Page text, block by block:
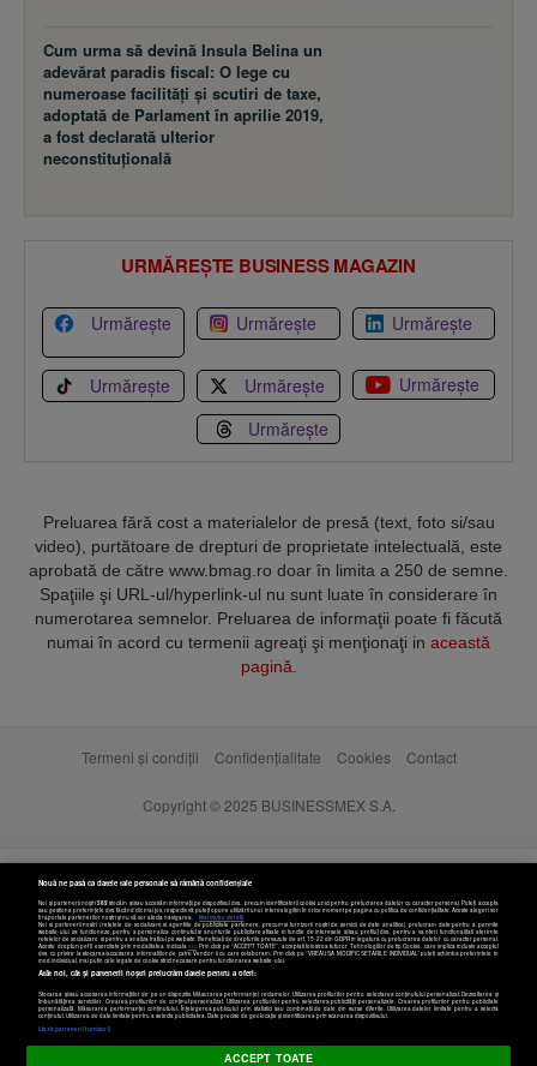
Cum urma să devină Insula Belina un
adevărat paradis fiscal: O lege cu
numeroase facilităţi şi scutiri de taxe,
adoptată de Parlament în aprilie 2019,
a fost declarată ulterior
neconstituţională
URMĂREȘTE BUSINESS MAGAZIN
Urmărește Urmărește Urmărește
Urmărește Urmărește
Urmărește
Urmărește
Preluarea fără cost a materialelor de presă (text, foto si/sau
video), purtătoare de drepturi de proprietate intelectuală, este
aprobată de către www.bmag.ro doar în limita a 250 de semne.
Spaţiile şi URL-ul/hyperlink-ul nu sunt luate în considerare în
numerotarea semnelor. Preluarea de informaţii poate fi făcută
numai în acord cu termenii agreaţi şi menţionaţi in această
pagină.
Termeni și condiții Confidențialitate Cookies Contact
Copyright © 2025 BUSINESSMEX S.A.
Setări cookies
Nouă ne pasă ca datele tale personale să rămână confidențiale
Noi și partenerii noștri589stocăm și/sau accesăm informații pe dispozitivul dvs., precum identificatorii cookie unici pentru prelucrarea datelor cu caracter personal. Puteți accepta
sau gestiona preferințele dvs. făcând clic mai jos, respectiv vă puteți opune utilizării unui interes legitim în orice moment pe pagina cu politica de confidențialitate. Aceste alegeri vor
fi raportate partenerilor noștri și nu vă vor afecta navigarea.
Mai multe detalii
Noi si partenerii nostri (retelele de socializare si agentiile de publicitate partenere, precum si furnizorii nostri de servicii de date analitice) prelucram date pentru a permite
website-ului sa functioneze, pentru a personaliza continutul si anunturile publicitare afisate in functie de interesele si/sau profilul dvs., pentru a va oferi functionalitati aferente
retelelor de socializare si pentru a analiza traficul pe website. Beneficiati de drepturile prevazute de art. 15-22 din GDPR in legatura cu prelucrarea datelor cu caracter personal.
Aceste drepturi pot fi exercitate prin modalitatea indicataaici. Prin click pe “ACCEPT TOATE”, acceptati folosirea tuturor Tehnologiilor de tip Cookie, care implica inclusiv acceptul
dvs. cu privire la stocarea/accesarea informatiilor de catre Vendor-ii cu care colaboram. Prin click pe “VREAU SA MODIFIC SETARILE INDIVIDUAL” puteti schimba preferintele in
mod individual, mai putin cele legate de cookie strict necesare pentru functionarea website-ului.
Atât noi, cât și partenerii noștri prelucrăm datele pentru a oferi:
Stocarea și/sau accesarea informațiilor de pe un dispozitiv. Măsurarea performanței reclamelor. Utilizarea profilurilor pentru selectarea conținutului personalizat. Dezvoltarea și
îmbunătățirea serviciilor. Crearea profilurilor de conținut personalizat. Utilizarea profilurilor pentru selectarea publicității personalizate. Crearea profilurilor pentru publicitate
personalizată. Măsurarea performanței conținutului. Înțelegerea publicului prin statistici sau combinații de date din surse diferite. Utilizarea datelor limitate pentru a selecta
conținutul. Utilizarea de date limitate pentru a selecta publicitatea. Date precise de geolocație și identificarea prin scanarea dispozitivului.
Listă parteneri (furnizori)
ACCEPT TOATE